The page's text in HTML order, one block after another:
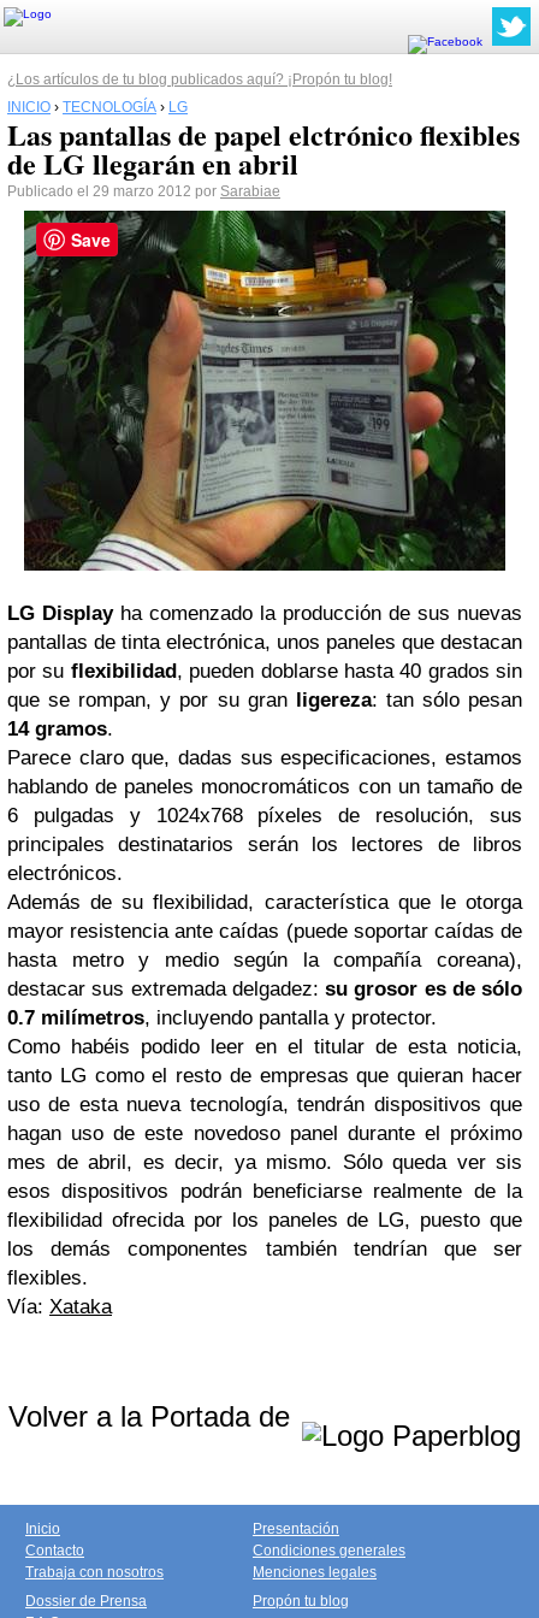
¿Los artículos de tu blog publicados aquí? ¡Propón tu blog!
INICIO › TECNOLOGÍA › LG
Las pantallas de papel elctrónico flexibles
de LG llegarán en abril
Publicado el 29 marzo 2012 por Sarabiae
LG Displayha comenzado la producción de sus nuevas
pantallas de tinta electrónica, unos paneles que destacan
por su flexibilidad, pueden doblarse hasta 40 grados sin
que se rompan, y por su gran ligereza: tan sólo pesan
14 gramos.
Parece claro que, dadas sus especificaciones, estamos
hablando de paneles monocromáticos con un tamaño de
6 pulgadas y 1024x768 píxeles de resolución, sus
principales destinatarios serán los lectores de libros
electrónicos.
Además de su flexibilidad, característica que le otorga
mayor resistencia ante caídas (puede soportar caídas de
hasta metro y medio según la compañía coreana),
destacar sus extremada delgadez: su grosor es de sólo
0.7 milímetros, incluyendo pantalla y protector.
Como habéis podido leer en el titular de esta noticia,
tanto LG como el resto de empresas que quieran hacer
uso de esta nueva tecnología, tendrán dispositivos que
hagan uso de este novedoso panel durante el próximo
mes de abril, es decir, ya mismo. Sólo queda ver sis
esos dispositivos podrán beneficiarse realmente de la
flexibilidad ofrecida por los paneles de LG, puesto que
los demás componentes también tendrían que ser
flexibles.
Vía: Xataka
Volver a la Portada de
Inicio
Contacto
Trabaja con nosotros
Presentación
Condiciones generales
Menciones legales
Dossier de Prensa
Propón tu blog
Save